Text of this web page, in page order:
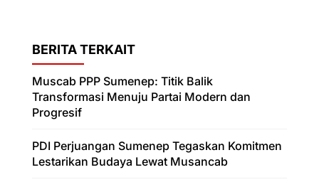
BERITA TERKAIT
Muscab PPP Sumenep: Titik Balik
Transformasi Menuju Partai Modern dan
Progresif
PDI Perjuangan Sumenep Tegaskan Komitmen
Lestarikan Budaya Lewat Musancab